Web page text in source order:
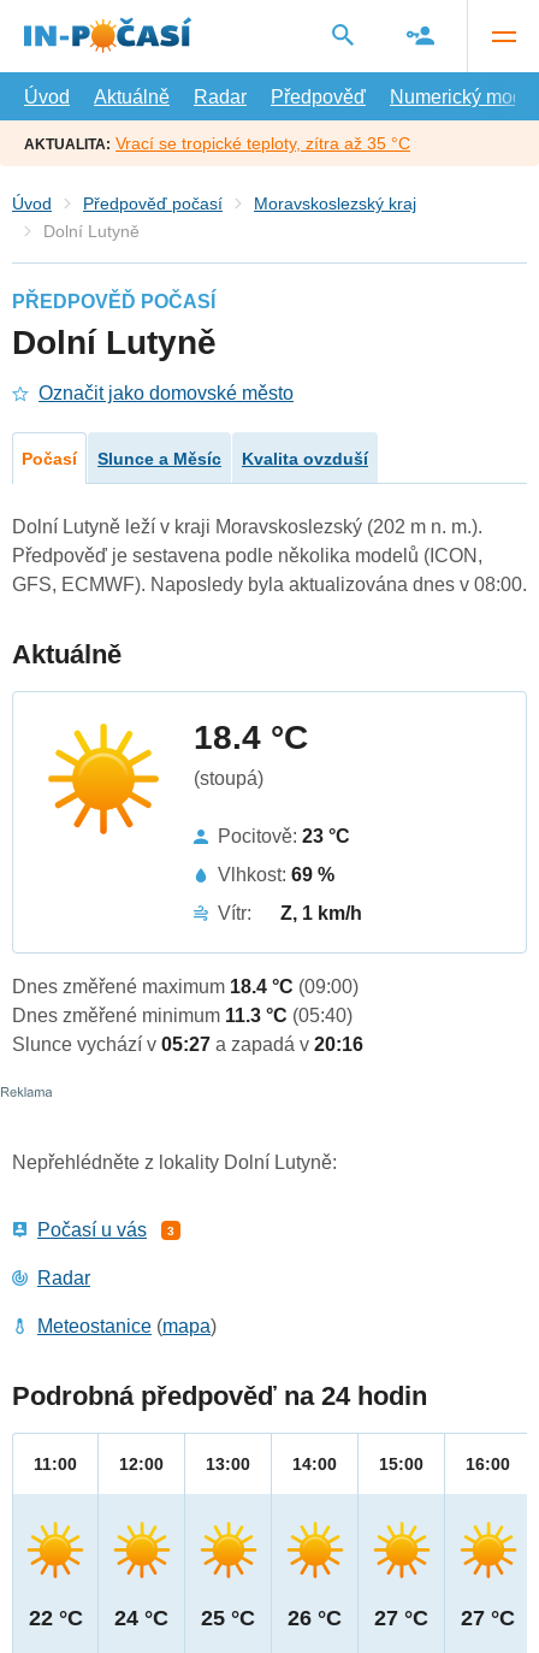
hlavní
Úvod
Aktuálně Radar Předpověď Numerický model
AKTUALITA: Vrací se tropické teploty, zítra až 35 °C
Úvod Předpověď počasí
Moravskoslezský kraj
Dolní Lutyně
PŘEDPOVĚĎ POČASÍ
Dolní Lutyně
Označit jako domovské město
Počasí Slunce a Měsíc Kvalita ovzduší
Dolní Lutyně leží v kraji Moravskoslezský (202 m n. m.).
Předpověď je sestavena podle několika modelů (ICON,
GFS, ECMWF). Naposledy byla aktualizována dnes v 08:00.
Aktuálně
18.4 °C
(stoupá)
Pocitově: 23 °C
Vlhkost: 69 %
Vítr:
Z, 1 km/h
Dnes změřené maximum 18.4 °C (09:00)
Dnes změřené minimum 11.3 °C (05:40)
Slunce vychází v 05:27 a zapadá v 20:16
Nepřehlédněte z lokality Dolní Lutyně:
Počasí u vás 3
Radar
Meteostanice (mapa)
Podrobná předpověď na 24 hodin
11:00
22 °C
12:00
24 °C
13:00
25 °C
14:00
26 °C
15:00
27 °C
16:00
27 °C